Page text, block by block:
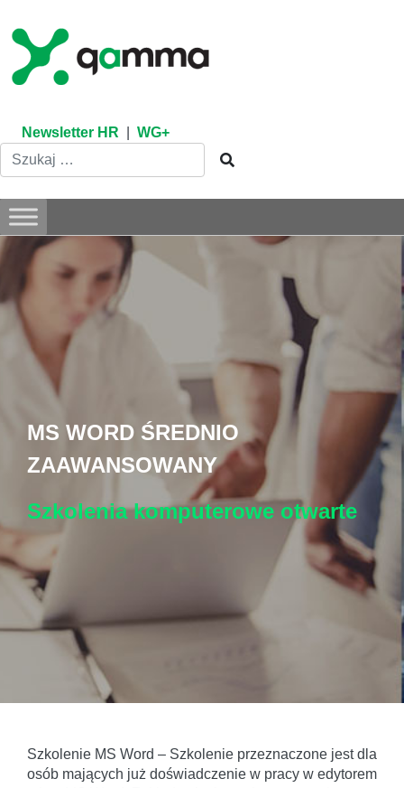
content
Newsletter HR WG+
MS WORD ŚREDNIO
ZAAWANSOWANY
Szkolenia komputerowe otwarte
Szkolenie MS Word – Szkolenie przeznaczone jest dla
osób mających już doświadczenie w pracy w edytorem